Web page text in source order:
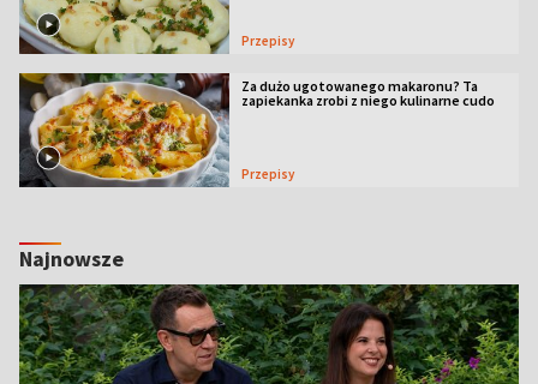
Przepisy
Za dużo ugotowanego makaronu? Ta
zapiekanka zrobi z niego kulinarne cudo
Przepisy
Najnowsze